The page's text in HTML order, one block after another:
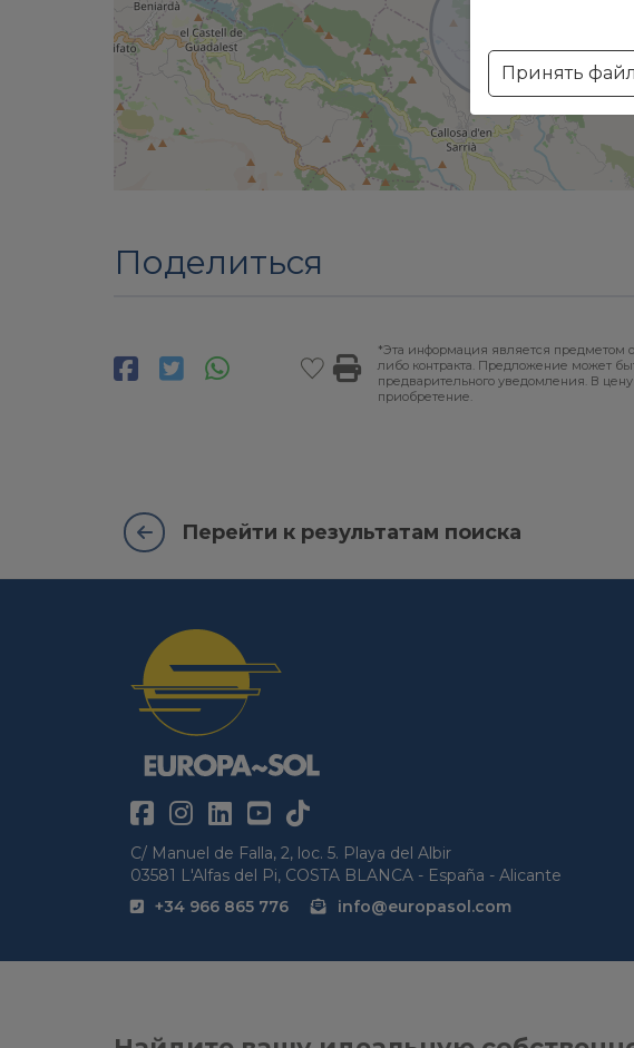
Поделиться
*Эта информация является предметом
либо контракта. Предложение может
предварительного уведомления. В
приобретение.
Перейти к результатам поиска
C/ Manuel de Falla, 2, loc. 5. Playa del Albir
03581 L'Alfas del Pi, COSTA BLANCA - España - Alicante
+34 966 865 776
info@europasol.com
Принять